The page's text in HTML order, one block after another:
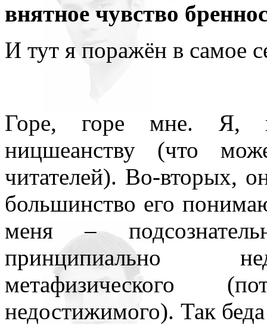
внятное чувство
И тут я поражён в самое
Горе, горе мне. Я,
ницшеанству (что
читателей). Во-вторых,
большинство его
меня –
принципиально
метафизического
недостижимого). Так